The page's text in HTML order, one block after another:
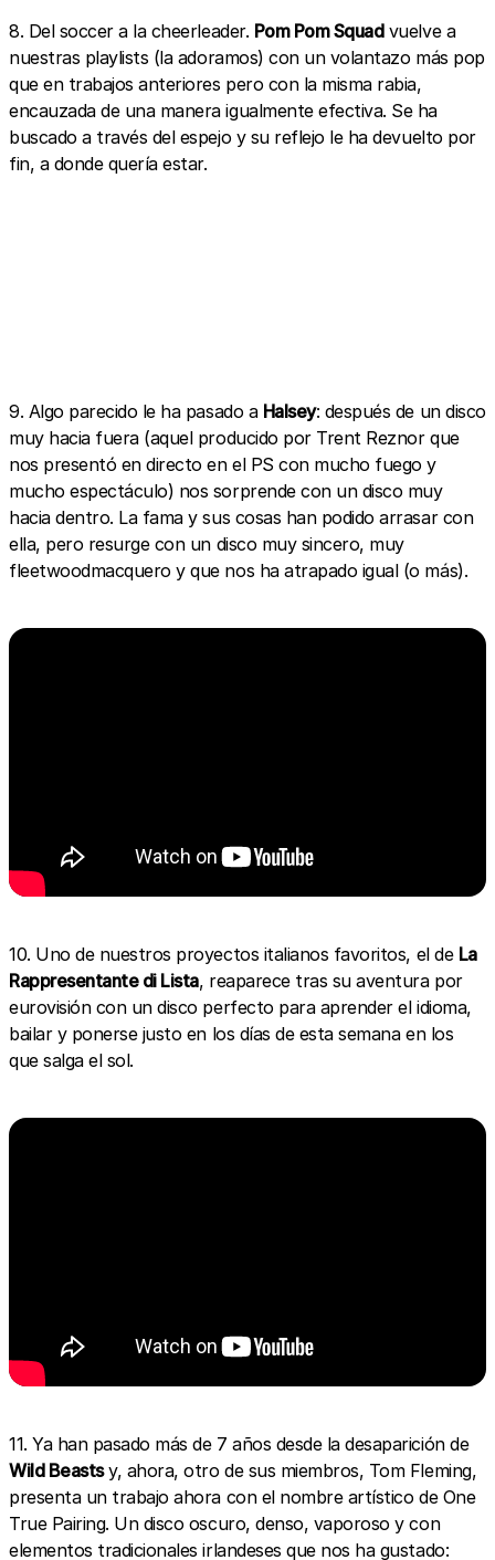
8. Del soccer a la cheerleader. Pom Pom Squadvuelve a
nuestras playlists (la adoramos) con un volantazo más pop
que en trabajos anteriores pero con la misma rabia,
encauzada de una manera igualmente efectiva. Se ha
buscado a través del espejo y su reflejo le ha devuelto por
fin, a donde quería estar.
9. Algo parecido le ha pasado a Halsey: después de un disco
muy hacia fuera (aquel producido por Trent Reznor que
nos presentó en directo en el PS con mucho fuego y
mucho espectáculo) nos sorprende con un disco muy
hacia dentro. La fama y sus cosas han podido arrasar con
ella, pero resurge con un disco muy sincero, muy
fleetwoodmacquero y que nos ha atrapado igual (o más).
10. Uno de nuestros proyectos italianos favoritos, el de La
Rappresentante di Lista, reaparece tras su aventura por
eurovisión con un disco perfecto para aprender el idioma,
bailar y ponerse justo en los días de esta semana en los
que salga el sol.
11. Ya han pasado más de 7 años desde la desaparición de
Wild Beastsy, ahora, otro de sus miembros, Tom Fleming,
presenta un trabajo ahora con el nombre artístico de One
True Pairing. Un disco oscuro, denso, vaporoso y con
elementos tradicionales irlandeses que nos ha gustado: